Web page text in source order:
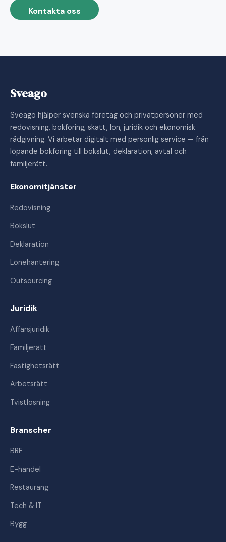
Kontakta oss
Sveago
Sveago hjälper svenska företag och privatpersoner med
redovisning, bokföring, skatt, lön, juridik och ekonomisk
rådgivning. Vi arbetar digitalt med personlig service — från
löpande bokföring till bokslut, deklaration, avtal och
familjerätt.
Ekonomitjänster
Redovisning
Bokslut
Deklaration
Lönehantering
Outsourcing
Juridik
Affärsjuridik
Familjerätt
Fastighetsrätt
Arbetsrätt
Tvistlösning
Branscher
BRF
E-handel
Restaurang
Tech & IT
Bygg